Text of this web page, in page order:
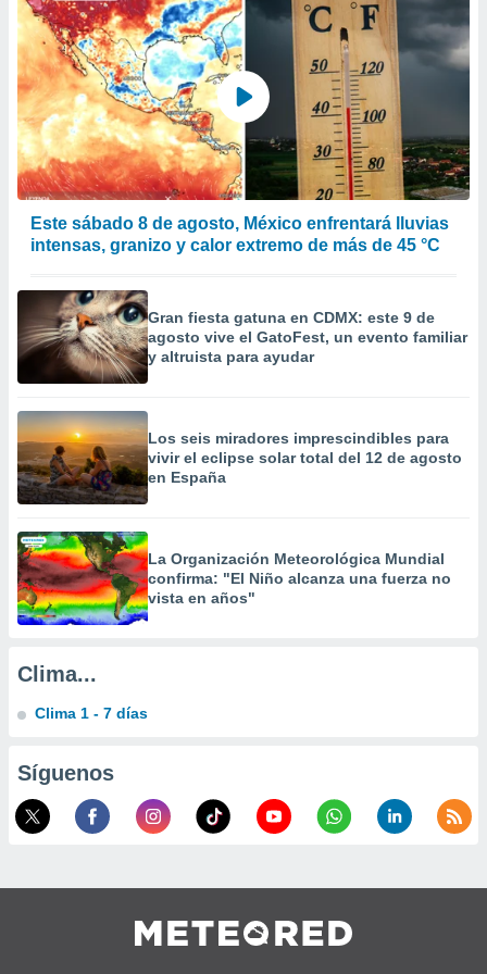
e
mediante
publicidad
publicidad
de
Este sábado 8 de agosto, México enfrentará lluvias
intensas, granizo y calor extremo de más de 45 °C
Gran fiesta gatuna en CDMX: este 9 de
agosto vive el GatoFest, un evento familiar
y altruista para ayudar
Los seis miradores imprescindibles para
vivir el eclipse solar total del 12 de agosto
en España
La Organización Meteorológica Mundial
confirma: "El Niño alcanza una fuerza no
vista en años"
Clima...
Clima 1 - 7 días
Síguenos